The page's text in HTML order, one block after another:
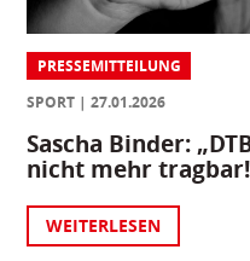
PRESSEMITTEILUNG
SPORT
27.01.2026
Sascha Binder:
nicht mehr
WEITERLESEN